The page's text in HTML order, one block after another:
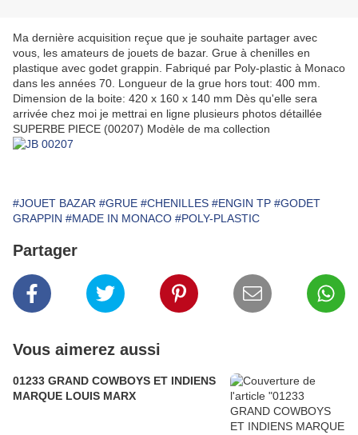
Ma dernière acquisition reçue que je souhaite partager avec
vous, les amateurs de jouets de bazar. Grue à chenilles en
plastique avec godet grappin. Fabriqué par Poly-plastic à Monaco
dans les années 70. Longueur de la grue hors tout: 400 mm.
Dimension de la boite: 420 x 160 x 140 mm Dès qu'elle sera
arrivée chez moi je mettrai en ligne plusieurs photos détaillée
SUPERBE PIECE (00207) Modèle de ma collection
#JOUET BAZAR #GRUE #CHENILLES #ENGIN TP #GODET
GRAPPIN #MADE IN MONACO #POLY-PLASTIC
Partager
Vous aimerez aussi
01233 GRAND COWBOYS ET INDIENS
MARQUE LOUIS MARX